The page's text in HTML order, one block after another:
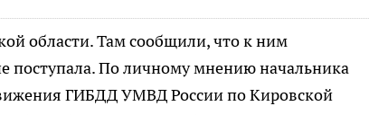
области. Там сообщили, что к ним
По личному мнению начальника
ГИБДД УМВД России по Кировской